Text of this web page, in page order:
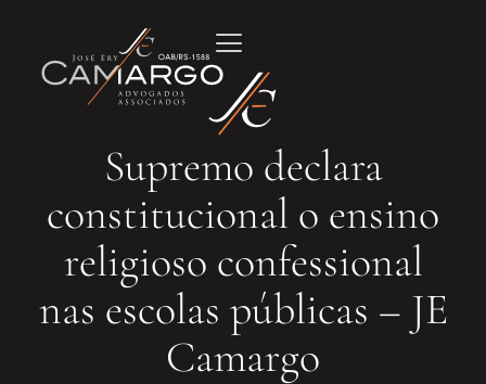
Supremo declara
constitucional o ensino
religioso confessional
nas escolas públicas – JE
Camargo